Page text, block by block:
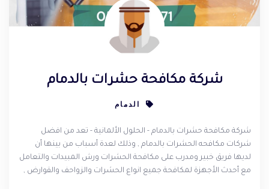
شركة مكافحة حشرات بالدمام
الدمام
شركة مكافحة حشرات بالدمام - الحلول الألمانية - تعد من افضل
شركات مكافحه الحشرات بالدمام , وذلك لعدة أسباب من بينها أن
لديها فريق خبير ومدرب على مكافحة الحشرات ورش المبيدات والتعامل
مع أحدث الأجهزة لمكافحة جميع انواع الحشرات والزواحف والقوارض ,